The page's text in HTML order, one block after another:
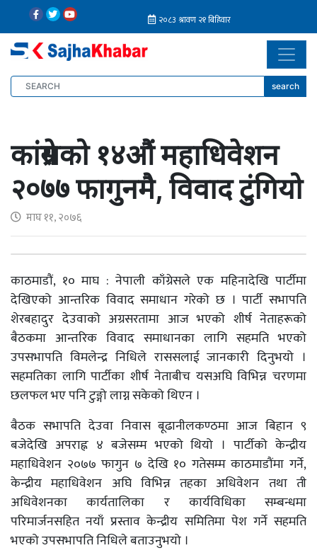
search
कांग्रेसको १४औं महाधिवेशन
२०७७ फागुनमै, विवाद टुंगियो
माघ ११, २०७६
काठमाडौं, १० माघ : नेपाली काँग्रेसले एक महिनादेखि पार्टीमा
देखिएको आन्तरिक विवाद समाधान गरेको छ । पार्टी सभापति
शेरबहादुर देउवाको अग्रसरतामा आज भएको शीर्ष नेताहरूको
बैठकमा आन्तरिक विवाद समाधानका लागि सहमति भएको
उपसभापति विमलेन्द्र निधिले राससलाई जानकारी दिनुभयो ।
सहमतिका लागि पार्टीका शीर्ष नेताबीच यसअघि विभिन्न चरणमा
छलफल भए पनि टुङ्गो लाग्न सकेको थिएन ।
बैठक सभापति देउवा निवास बूढानीलकण्ठमा आज बिहान ९
बजेदेखि अपराह्न ४ बजेसम्म भएको थियो । पार्टीको केन्द्रीय
महाधिवेशन २०७७ फागुन ७ देखि १० गतेसम्म काठमाडौंमा गर्ने,
केन्द्रीय महाधिवेशन अघि विभिन्न तहका अधिवेशन तथा ती
अधिवेशनका कार्यतालिका र कार्यविधिका सम्बन्धमा
परिमार्जनसहित नयाँ प्रस्ताव केन्द्रीय समितिमा पेश गर्ने सहमति
भएको उपसभापति निधिले बताउनुभयो ।